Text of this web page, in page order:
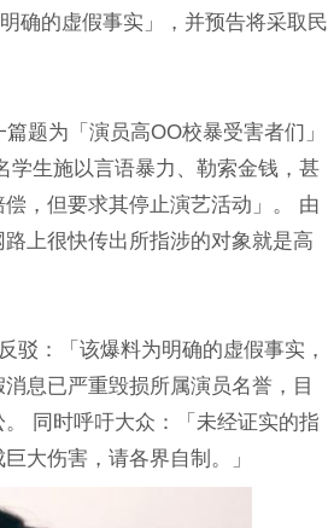
确的虚假事实」，并预告将采取民
题为「演员高OO校暴受害者们」
学生施以言语暴力、勒索金钱，甚
，但要求其停止演艺活动」。 由
上很快传出所指涉的对象就是高
驳：「该爆料为明确的虚假事实，
息已严重毁损所属演员名誉，目
同时呼吁大众：「未经证实的指
大伤害，请各界自制。」